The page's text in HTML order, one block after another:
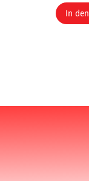
In